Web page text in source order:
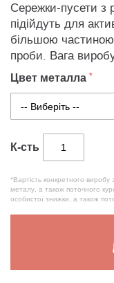
Сережки-пусети з
підійдуть для
більшою
проби. Вага
Цвет металла
К-сть
*Вартість конкретного виробу
металу, а також поточного
особистої знижки, а також